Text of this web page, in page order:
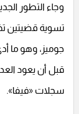
وجاء التطور
تسوية قضيتين
قبل أن يعود
سجلات «فيفا».